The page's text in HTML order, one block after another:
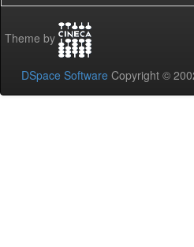
Theme by
DSpace Software Copyright ©